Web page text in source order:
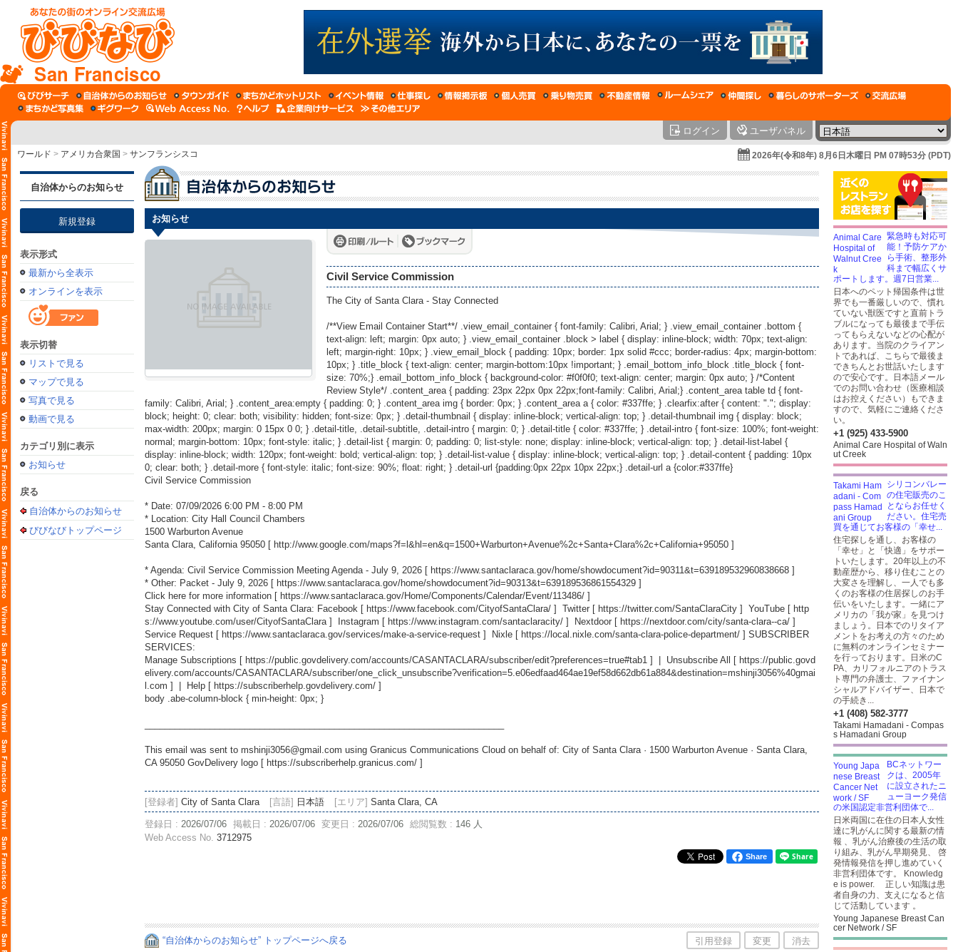
San Francisco
ログイン ユーザパネル
ワールド > アメリカ合衆国 > サンフランシスコ 2026年(令和8年) 8月6日木曜日 PM 07時53分 (PDT)
自治体からのお知らせ
新規登録
表示形式
最新から全表示
オンラインを表示
表示切替
リストで見る
マップで見る
写真で見る
動画で見る
カテゴリ別に表示
お知らせ
戻る
自治体からのお知らせ
びびなびトップページ
お知らせ
Civil Service Commission
The City of Santa Clara - Stay Connected
/**View Email Container Start**/ .view_email_container { font-family: Calibri, Arial; } .view_email_container .bottom {
text-align: left; margin: 0px auto; } .view_email_container .block > label { display: inline-block; width: 70px; text-align:
left; margin-right: 10px; } .view_email_block { padding: 10px; border: 1px solid #ccc; border-radius: 4px; margin-bottom:
10px; } .title_block { text-align: center; margin-bottom:10px !important; } .email_bottom_info_block .title_block { font-
size: 70%;} .email_bottom_info_block { background-color: #f0f0f0; text-align: center; margin: 0px auto; } /*Content
Review Style*/ .content_area { padding: 23px 22px 0px 22px;font-family: Calibri, Arial;} .content_area table td { font-
family: Calibri, Arial; } .content_area:empty { padding: 0; } .content_area img { border: 0px; } .content_area a { color: #337ffe; } .clearfix:after { content: "."; display:
block; height: 0; clear: both; visibility: hidden; font-size: 0px; } .detail-thumbnail { display: inline-block; vertical-align: top; } .detail-thumbnail img { display: block;
max-width: 200px; margin: 0 15px 0 0; } .detail-title, .detail-subtitle, .detail-intro { margin: 0; } .detail-title { color: #337ffe; } .detail-intro { font-size: 100%; font-weight:
normal; margin-bottom: 10px; font-style: italic; } .detail-list { margin: 0; padding: 0; list-style: none; display: inline-block; vertical-align: top; } .detail-list-label {
display: inline-block; width: 120px; font-weight: bold; vertical-align: top; } .detail-list-value { display: inline-block; vertical-align: top; } .detail-content { padding: 10px
0; clear: both; } .detail-more { font-style: italic; font-size: 90%; float: right; } .detail-url {padding:0px 22px 10px 22px;} .detail-url a {color:#337ffe}
Civil Service Commission
* Date: 07/09/2026 6:00 PM - 8:00 PM
* Location: City Hall Council Chambers
1500 Warburton Avenue
Santa Clara, California 95050 [ http://www.google.com/maps?f=l&hl=en&q=1500+Warburton+Avenue%2c+Santa+Clara%2c+California+95050 ]
* Agenda: Civil Service Commission Meeting Agenda - July 9, 2026 [ https://www.santaclaraca.gov/home/showdocument?id=90311&t=639189532960838668 ]
* Other: Packet - July 9, 2026 [ https://www.santaclaraca.gov/home/showdocument?id=90313&t=639189536861554329 ]
Click here for more information [ https://www.santaclaraca.gov/Home/Components/Calendar/Event/113486/ ]
Stay Connected with City of Santa Clara: Facebook [ https://www.facebook.com/CityofSantaClara/ ] Twitter [ https://twitter.com/SantaClaraCity ] YouTube [ http
s://www.youtube.com/user/CityofSantaClara] Instagram [ https://www.instagram.com/santaclaracity/ ] Nextdoor [ https://nextdoor.com/city/santa-clara--ca/ ]
Service Request [ https://www.santaclaraca.gov/services/make-a-service-request ] Nixle [ https://local.nixle.com/santa-clara-police-department/ ] SUBSCRIBER
SERVICES:
Manage Subscriptions [ https://public.govdelivery.com/accounts/CASANTACLARA/subscriber/edit?preferences=true#tab1 ] | Unsubscribe All [ https://public.govd
elivery.com/accounts/CASANTACLARA/subscriber/one_click_unsubscribe?verification=5.e06edfaad464ae19ef58d662db61a884&destination=mshinji3056%40gmai
l.com ] | Help [ https://subscriberhelp.govdelivery.com/ ]
body .abe-column-block { min-height: 0px; }
This email was sent to mshinji3056@gmail.com using Granicus Communications Cloud on behalf of: City of Santa Clara · 1500 Warburton Avenue · Santa Clara,
CA 95050 GovDelivery logo [ https://subscriberhelp.granicus.com/ ]
[登録者] City of Santa Clara [言語] 日本語 [エリア] Santa Clara, CA
登録日 : 2026/07/06 掲載日 : 2026/07/06 変更日 : 2026/07/06 総閲覧数 : 146 人
Web Access No. 3712975
Share
“自治体からのお知らせ” トップページへ戻る 引用登録 変更 消去
緊急時も対応可
能！予防ケアか
ら手術、整形外
科まで幅広くサ
ポートします。週7日営業...
日本へのペット帰国条件は世
界でも一番厳しいので、慣れ
ていない獣医ですと直前トラ
ブルになっても最後まで手伝
ってもらえないなどの心配が
あります。当院のクライアン
トであれば、こちらで最後ま
できちんとお世話いたします
ので安心です。日本語メール
でのお問い合わせ（医療相談
はお控えください）もできま
すので、気軽にご連絡くださ
い。
+1 (925) 433-5900
Animal Care Hospital of Waln
ut Creek
シリコンバレー
の住宅販売のこ
とならお任せく
ださい。住宅売
買を通じてお客様の「幸せ...
住宅探しを通し、お客様の
「幸せ」と「快適」をサポー
トいたします。20年以上の不
動産歴から、移り住むことの
大変さを理解し、一人でも多
くのお客様の住居探しのお手
伝いをいたします。一緒にア
メリカの「我が家」を見つけ
ましょう。日本でのリタイア
メントをお考えの方々のため
に無料のオンラインセミナー
を行っております。日米のC
PA、カリフォルニアのトラス
ト専門の弁護士、ファイナン
シャルアドバイザー、日本で
の手続き...
+1 (408) 582-3777
Takami Hamadani - Compas
s Hamadani Group
BCネットワー
クは、2005年
に設立されたニ
ューヨーク発信
の米国認定非営利団体で...
日米両国に在住の日本人女性
達に乳がんに関する最新の情
報 、乳がん治療後の生活の取
り組み、乳がん早期発見、 啓
発情報発信を押し進めていく
非営利団体です。 Knowledg
e is power. 正しい知識は患
者自身の力、支えになると信
じて活動しています 。
Young Japanese Breast Can
cer Network / SF